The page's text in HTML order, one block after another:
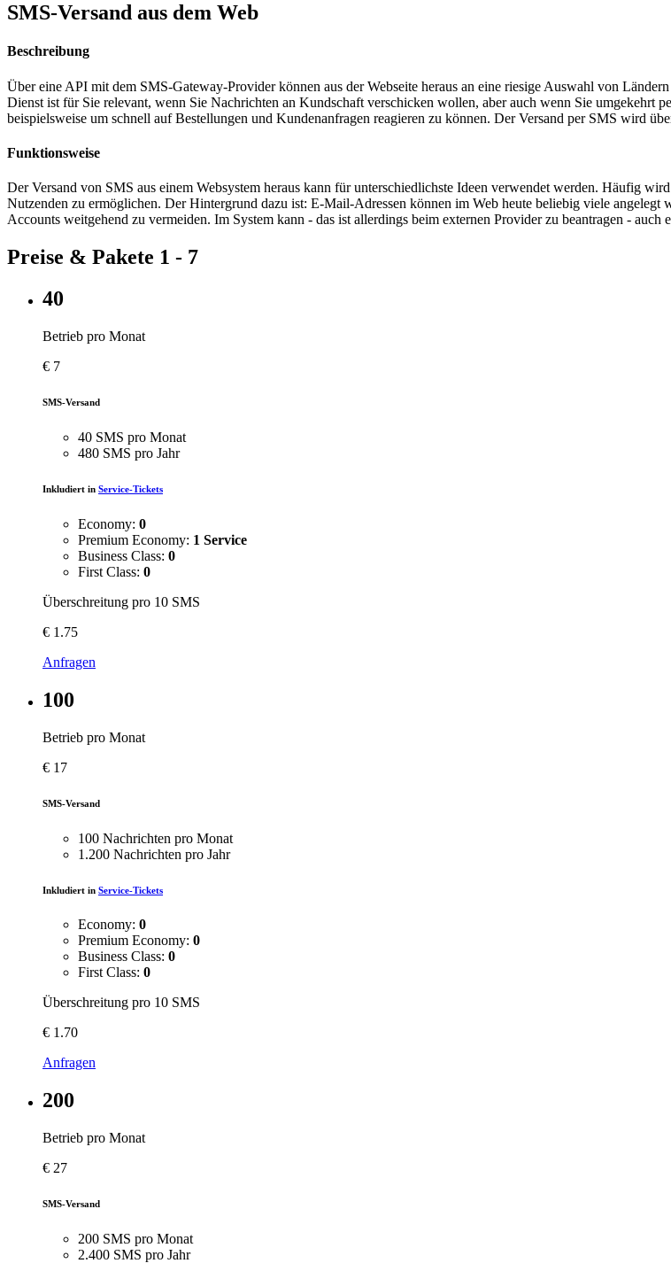
SMS-Versand aus dem Web
Beschreibung
Über eine API mit dem SMS-Gateway-Provider können aus der Webseite heraus an eine riesige Auswahl von
Dienst ist für Sie relevant, wenn Sie Nachrichten an Kundschaft verschicken wollen, aber auch wenn Sie umgekehrt
beispielsweise um schnell auf Bestellungen und Kundenanfragen reagieren zu können. Der Versand per SMS wird
Funktionsweise
Der Versand von SMS aus einem Websystem heraus kann für unterschiedlichste Ideen verwendet werden. Häufig
Nutzenden zu ermöglichen. Der Hintergrund dazu ist: E-Mail-Adressen können im Web heute beliebig viele
Accounts weitgehend zu vermeiden. Im System kann - das ist allerdings beim externen Provider zu beantragen -
Preise & Pakete 1 - 7
40
Betrieb pro Monat
€ 7
SMS-Versand
40 SMS pro Monat
480 SMS pro Jahr
Inkludiert in Service-Tickets
Economy: 0
Premium Economy: 1 Service
Business Class: 0
First Class: 0
Überschreitung pro 10 SMS
€ 1.75
Anfragen
100
Betrieb pro Monat
€ 17
SMS-Versand
100 Nachrichten pro Monat
1.200 Nachrichten pro Jahr
Inkludiert in Service-Tickets
Economy: 0
Premium Economy: 0
Business Class: 0
First Class: 0
Überschreitung pro 10 SMS
€ 1.70
Anfragen
200
Betrieb pro Monat
€ 27
SMS-Versand
200 SMS pro Monat
2.400 SMS pro Jahr